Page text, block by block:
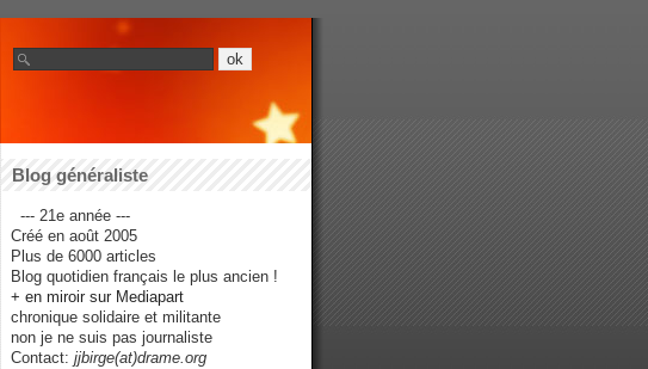
Blog généraliste
--- 21e année ---
Créé en août 2005
Plus de 6000 articles
Blog quotidien français le plus ancien !
+ en miroir sur Mediapart
chronique solidaire et militante
non je ne suis pas journaliste
Contact: jjbirge(at)drame.org